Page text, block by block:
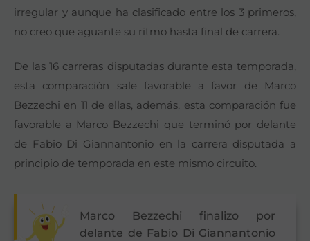
irregular y aunque ha clasificado entre los 3 primeros,
no creo que aguante su ritmo hasta final de carrera.
De las 16 carreras disputadas durante esta temporada,
esta comparación sale favorable a favor de Marco
Bezzechi en 11 de ellas, además, esta comparación fue
favorable a Marco Bezzechi que terminó por delante
de Fabio Di Giannantonio en la carrera disputada a
principio de temporada en este mismo circuito.
Marco Bezzechi finalizo por
delante de Fabio Di Giannantonio